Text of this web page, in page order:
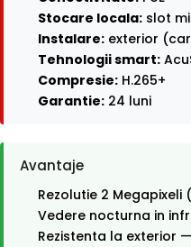
Stocare locala: slot
Instalare: exterior
Tehnologii smart:
Compresie: H.265+
Garantie: 24 luni
Avantaje
Rezolutie 2 Megapixeli
Vedere nocturna in
Rezistenta la exterior